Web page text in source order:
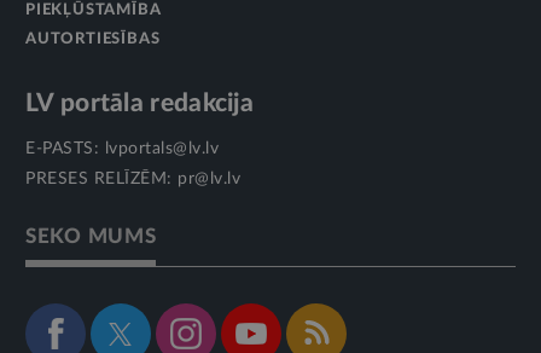
PIEKĻŪSTAMĪBA
AUTORTIESĪBAS
LV portāla redakcija
E-PASTS:
lvportals@lv.lv
PRESES RELĪZĒM: pr@lv.lv
SEKO MUMS